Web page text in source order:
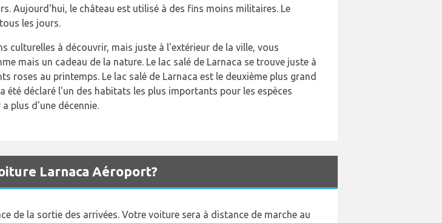
Aujourd'hui, le château est utilisé à des fins moins militaires. Le
les jours.
culturelles à découvrir, mais juste à l'extérieur de la ville, vous
mais un cadeau de la nature. Le lac salé de Larnaca se trouve juste à
roses au printemps. Le lac salé de Larnaca est le deuxième plus grand
été déclaré l'un des habitats les plus importants pour les espèces
plus d'une décennie.
Larnaca Aéroport?
de la sortie des arrivées. Votre voiture sera à distance de marche au